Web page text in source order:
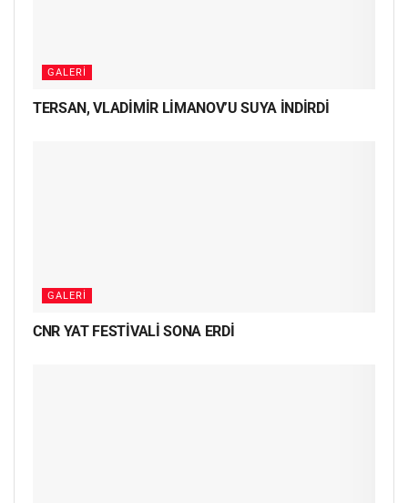
GALERI
TERSAN, VLADİMİR LİMANOV’U SUYA İNDİRDİ
GALERI
CNR YAT FESTİVALİ SONA ERDİ